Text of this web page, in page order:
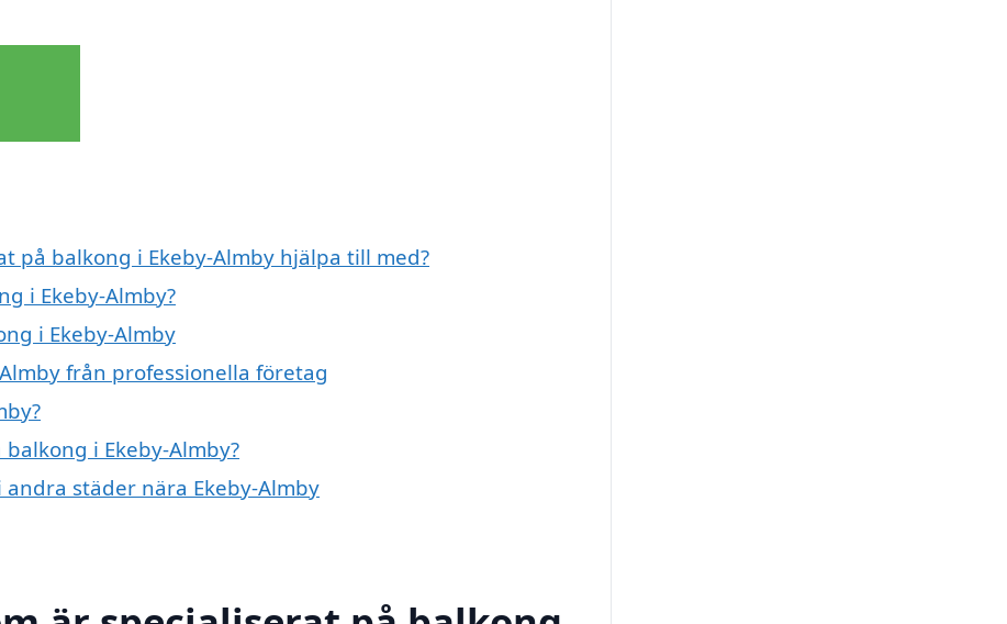
på balkong i Ekeby-Almby hjälpa till med?
i Ekeby-Almby?
i Ekeby-Almby
från professionella företag
i Ekeby-Almby?
städer nära Ekeby-Almby